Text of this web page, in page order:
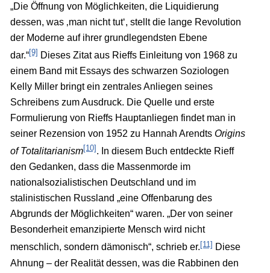
„Die Öffnung von Möglichkeiten, die Liquidierung
dessen, was ‚man nicht tut‘, stellt die lange Revolution
der Moderne auf ihrer grundlegendsten Ebene
dar.“[9] Dieses Zitat aus Rieffs Einleitung von 1968 zu
einem Band mit Essays des schwarzen Soziologen
Kelly Miller bringt ein zentrales Anliegen seines
Schreibens zum Ausdruck. Die Quelle und erste
Formulierung von Rieffs Hauptanliegen findet man in
seiner Rezension von 1952 zu Hannah Arendts Origins
of Totalitarianism[10] . In diesem Buch entdeckte Rieff
den Gedanken, dass die Massenmorde im
nationalsozialistischen Deutschland und im
stalinistischen Russland „eine Offenbarung des
Abgrunds der Möglichkeiten“ waren. „Der von seiner
Besonderheit emanzipierte Mensch wird nicht
menschlich, sondern dämonisch“, schrieb er.[11] Diese
Ahnung – der Realität dessen, was die Rabbinen den